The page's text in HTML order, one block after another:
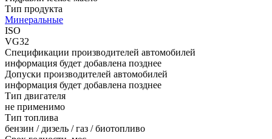
Тип продукта
Минеральные
ISO
VG32
Спецификации производителей автомобилей
информация будет добавлена позднее
Допуски производителей автомобилей
информация будет добавлена позднее
Тип двигателя
не применимо
Тип топлива
бензин / дизель / газ / биотопливо